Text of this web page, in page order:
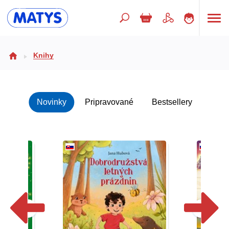
Doplnkový sortiment
Poézia
Populárno - náučné pre deti
Predškoláci
Výchova a pedagogika
Knihy
Novinky Pripravované Bestsellery